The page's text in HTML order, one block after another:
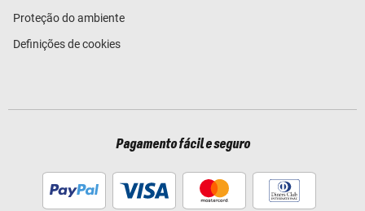
Proteção do ambiente
Definições de cookies
Pagamento fácil e seguro